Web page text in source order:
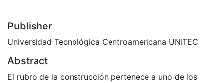
Publisher
Universidad Tecnológica Centroamericana UNITEC
Abstract
El rubro de la construcción pertenece a uno de los